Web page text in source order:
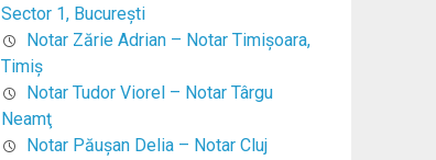
Sector 1, Bucureşti
Notar Zărie Adrian – Notar Timişoara,
Timiş
Notar Tudor Viorel – Notar Târgu
Neamţ
Notar Păuşan Delia – Notar Cluj